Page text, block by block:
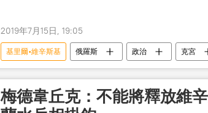
2019年7月15日, 19:05
基里爾•維辛斯基 俄羅斯 政治 克宮
梅德韋丘克：不能將釋放維